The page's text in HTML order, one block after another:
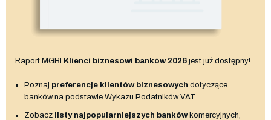
Raport MGBI Klienci biznesowi banków 2026 jest już dostępny!
Poznaj preferencje klientów biznesowych dotyczące
banków na podstawie Wykazu Podatników VAT
Zobacz listy najpopularniejszych bankówkomercyjnych,